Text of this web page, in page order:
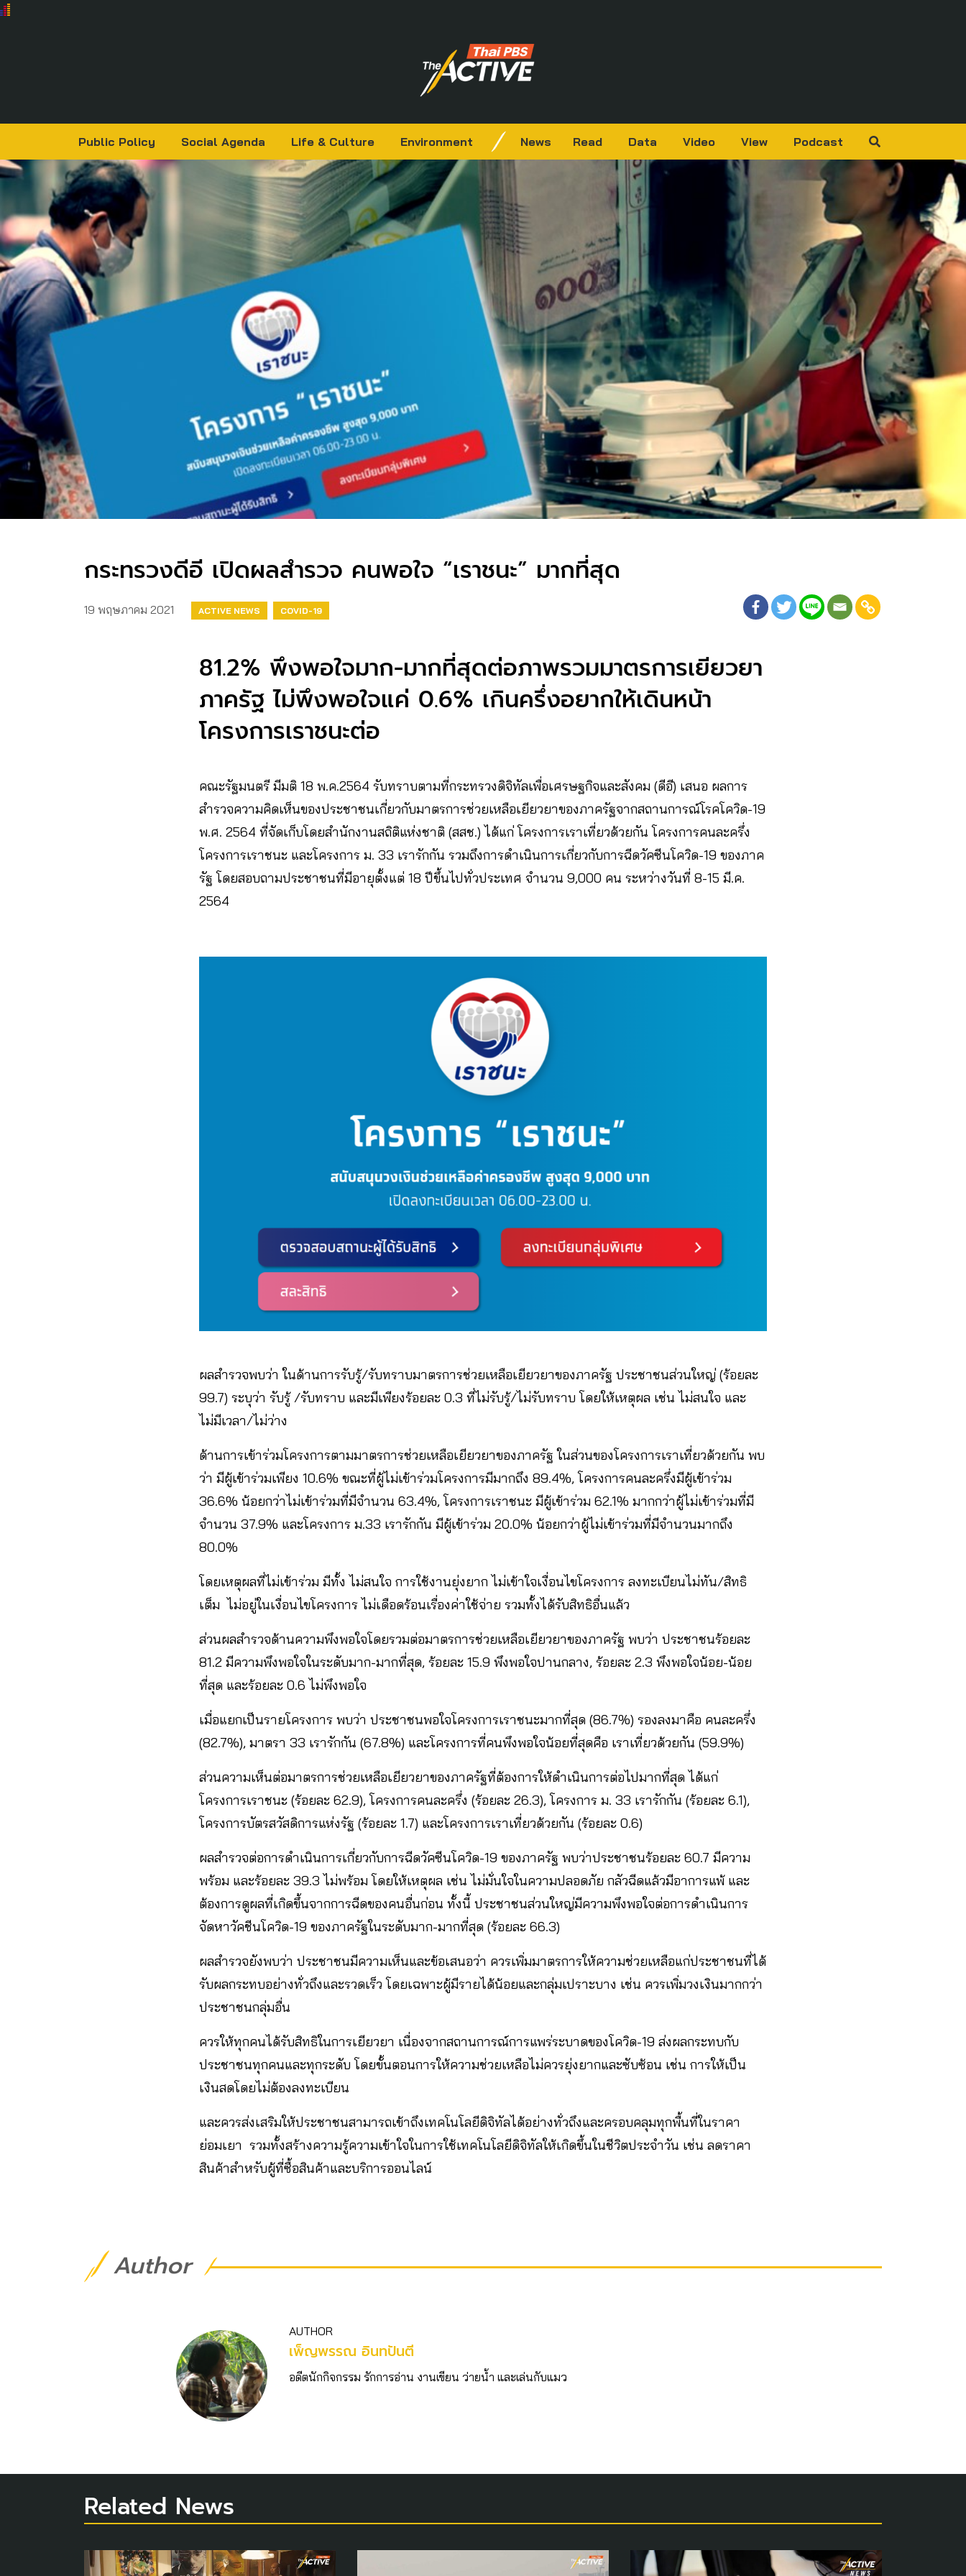
Public Policy Social Agenda Life & Culture Environment News Read Data Video View Podcast
กระทรวงดีอี เปิดผลสำรวจ คนพอใจ “เราชนะ” มากที่สุด
19 พฤษภาคม 2021 ACTIVE NEWS COVID-19
81.2% พึงพอใจมาก-มากที่สุดต่อภาพรวมมาตรการเยียวยา
ภาครัฐ ไม่พึงพอใจแค่ 0.6% เกินครึ่งอยากให้เดินหน้า
โครงการเราชนะต่อ
คณะรัฐมนตรี มีมติ 18 พ.ค.2564 รับทราบตามที่กระทรวงดิจิทัลเพื่อเศรษฐกิจและสังคม (ดีอี) เสนอ ผลการ
สำรวจความคิดเห็นของประชาชนเกี่ยวกับมาตรการช่วยเหลือเยียวยาของภาครัฐจากสถานการณ์โรคโควิด-19
พ.ศ. 2564 ที่จัดเก็บโดยสำนักงานสถิติแห่งชาติ (สสช.) ได้แก่ โครงการเราเที่ยวด้วยกัน โครงการคนละครึ่ง
โครงการเราชนะ และโครงการ ม. 33 เรารักกัน รวมถึงการดำเนินการเกี่ยวกับการฉีดวัคซีนโควิด-19 ของภาค
รัฐ โดยสอบถามประชาชนที่มีอายุตั้งแต่ 18 ปีขึ้นไปทั่วประเทศ จำนวน 9,000 คน ระหว่างวันที่ 8-15 มี.ค.
2564
ผลสำรวจพบว่า ในด้านการรับรู้/รับทราบมาตรการช่วยเหลือเยียวยาของภาครัฐ ประชาชนส่วนใหญ่ (ร้อยละ
99.7) ระบุว่า รับรู้ /รับทราบ และมีเพียงร้อยละ 0.3 ที่ไม่รับรู้/ไม่รับทราบ โดยให้เหตุผล เช่น ไม่สนใจ และ
ไม่มีเวลา/ไม่ว่าง
ด้านการเข้าร่วมโครงการตามมาตรการช่วยเหลือเยียวยาของภาครัฐ ในส่วนของโครงการเราเที่ยวด้วยกัน พบ
ว่า มีผู้เข้าร่วมเพียง 10.6% ขณะที่ผู้ไม่เข้าร่วมโครงการมีมากถึง 89.4%, โครงการคนละครึ่งมีผู้เข้าร่วม
36.6% น้อยกว่าไม่เข้าร่วมที่มีจำนวน 63.4%, โครงการเราชนะ มีผู้เข้าร่วม 62.1% มากกว่าผู้ไม่เข้าร่วมที่มี
จำนวน 37.9% และโครงการ ม.33 เรารักกัน มีผู้เข้าร่วม 20.0% น้อยกว่าผู้ไม่เข้าร่วมที่มีจำนวนมากถึง
80.0%
โดยเหตุผลที่ไม่เข้าร่วม มีทั้ง ไม่สนใจ การใช้งานยุ่งยาก ไม่เข้าใจเงื่อนไขโครงการ ลงทะเบียนไม่ทัน/สิทธิ
เต็ม ไม่อยู่ในเงื่อนไขโครงการ ไม่เดือดร้อนเรื่องค่าใช้จ่าย รวมทั้งได้รับสิทธิอื่นแล้ว
ส่วนผลสำรวจด้านความพึงพอใจโดยรวมต่อมาตรการช่วยเหลือเยียวยาของภาครัฐ พบว่า ประชาชนร้อยละ
81.2 มีความพึงพอใจในระดับมาก-มากที่สุด, ร้อยละ 15.9 พึงพอใจปานกลาง, ร้อยละ 2.3 พึงพอใจน้อย-น้อย
ที่สุด และร้อยละ 0.6 ไม่พึงพอใจ
เมื่อแยกเป็นรายโครงการ พบว่า ประชาชนพอใจโครงการเราชนะมากที่สุด (86.7%) รองลงมาคือ คนละครึ่ง
(82.7%), มาตรา 33 เรารักกัน (67.8%) และโครงการที่คนพึงพอใจน้อยที่สุดคือ เราเที่ยวด้วยกัน (59.9%)
ส่วนความเห็นต่อมาตรการช่วยเหลือเยียวยาของภาครัฐที่ต้องการให้ดำเนินการต่อไปมากที่สุด ได้แก่
โครงการเราชนะ (ร้อยละ 62.9), โครงการคนละครึ่ง (ร้อยละ 26.3), โครงการ ม. 33 เรารักกัน (ร้อยละ 6.1),
โครงการบัตรสวัสดิการแห่งรัฐ (ร้อยละ 1.7) และโครงการเราเที่ยวด้วยกัน (ร้อยละ 0.6)
ผลสำรวจต่อการดำเนินการเกี่ยวกับการฉีดวัคซีนโควิด-19 ของภาครัฐ พบว่าประชาชนร้อยละ 60.7 มีความ
พร้อม และร้อยละ 39.3 ไม่พร้อม โดยให้เหตุผล เช่น ไม่มั่นใจในความปลอดภัย กลัวฉีดแล้วมีอาการแพ้ และ
ต้องการดูผลที่เกิดขึ้นจากการฉีดของคนอื่นก่อน ทั้งนี้ ประชาชนส่วนใหญ่มีความพึงพอใจต่อการดำเนินการ
จัดหาวัคชีนโควิด-19 ของภาครัฐในระดับมาก-มากที่สุด (ร้อยละ 66.3)
ผลสำรวจยังพบว่า ประชาชนมีความเห็นและข้อเสนอว่า ควรเพิ่มมาตรการให้ความช่วยเหลือแก่ประชาชนที่ได้
รับผลกระทบอย่างทั่วถึงและรวดเร็ว โดยเฉพาะผู้มีรายได้น้อยและกลุ่มเปราะบาง เช่น ควรเพิ่มวงเงินมากกว่า
ประชาชนกลุ่มอื่น
ควรให้ทุกคนได้รับสิทธิในการเยียวยา เนื่องจากสถานการณ์การแพร่ระบาดของโควิด-19 ส่งผลกระทบกับ
ประชาชนทุกคนและทุกระดับ โดยขั้นตอนการให้ความช่วยเหลือไม่ควรยุ่งยากและซับซ้อน เช่น การให้เป็น
เงินสดโดยไม่ต้องลงทะเบียน
และควรส่งเสริมให้ประชาชนสามารถเข้าถึงเทคโนโลยีดิจิทัลได้อย่างทั่วถึงและครอบคลุมทุกพื้นที่ในราคา
ย่อมเยา รวมทั้งสร้างความรู้ความเข้าใจในการใช้เทคโนโลยีดิจิทัลให้เกิดขึ้นในชีวิตประจำวัน เช่น ลดราคา
สินค้าสำหรับผู้ที่ซื้อสินค้าและบริการออนไลน์
Author
AUTHOR
เพ็ญพรรณ อินทปันตี
อดีตนักกิจกรรม รักการอ่าน งานเขียน ว่ายน้ำ และเล่นกับแมว
Related News